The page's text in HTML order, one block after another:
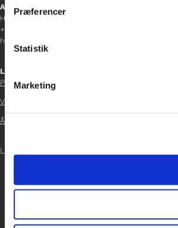
data med andre oplysninger, du har
Præferencer
Statistik
Marketing
Afdelingschef
Helene Teichert
+45 29 37 32 41
helene.t@gladfonden.dk
Links
Persondatapolitik
Vedtægter
Årsrapport 2021
LOG IND